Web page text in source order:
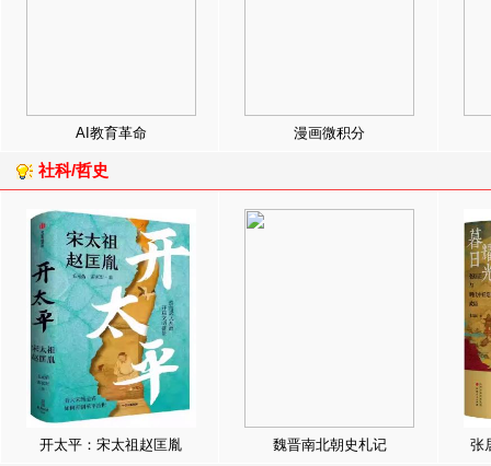
AI教育革命 漫画微积分
社科/哲史
开太平：宋太祖赵匡胤 魏晋南北朝史札记 张